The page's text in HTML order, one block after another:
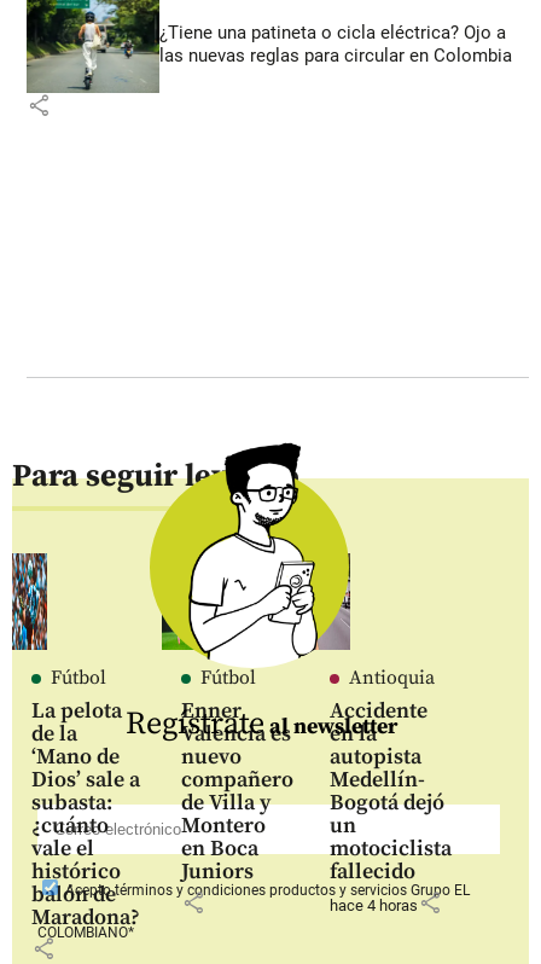
¿Tiene una patineta o cicla eléctrica? Ojo a
las nuevas reglas para circular en Colombia
share
Para seguir leyendo
Fútbol
La pelota
de la
‘Mano de
Dios’ sale a
subasta:
¿cuánto
vale el
histórico
balón de
Maradona?
share
Fútbol
Enner
Valencia es
nuevo
compañero
de Villa y
Montero
en Boca
Juniors
share
Antioquia
Accidente
en la
autopista
Medellín-
Bogotá dejó
un
motociclista
fallecido
hace 4 horasshare
Regístrateal newsletter
Aceptotérminos y condiciones productos y serviciosGrupo EL
COLOMBIANO*